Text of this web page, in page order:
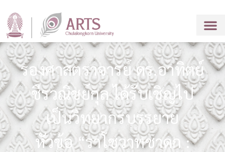
รองศาสตราจารย์ ดร.อาทิตย์
ชีรวณิชย์กุล ได้รับเชิญไป
เป็นวิทยากรบรรยาย
หัวข้อ “ราโชวาทชาดก :